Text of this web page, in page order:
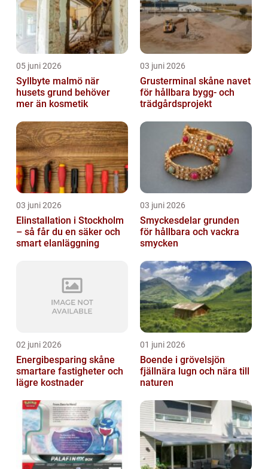
05 juni 2026
Syllbyte malmö när
husets grund behöver
mer än kosmetik
03 juni 2026
Grusterminal skåne navet
för hållbara bygg- och
trädgårdsprojekt
03 juni 2026
Elinstallation i Stockholm
– så får du en säker och
smart elanläggning
03 juni 2026
Smyckesdelar grunden
för hållbara och vackra
smycken
02 juni 2026
Energibesparing skåne
smartare fastigheter och
lägre kostnader
01 juni 2026
Boende i grövelsjön
fjällnära lugn och nära till
naturen